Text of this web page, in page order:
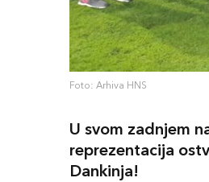
Foto: Arhiva HNS
U svom zadnjem
reprezentacija
Dankinja!